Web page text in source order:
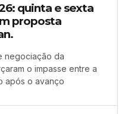
quinta e sexta
proposta
negociação da
o impasse entre a
após o avanço